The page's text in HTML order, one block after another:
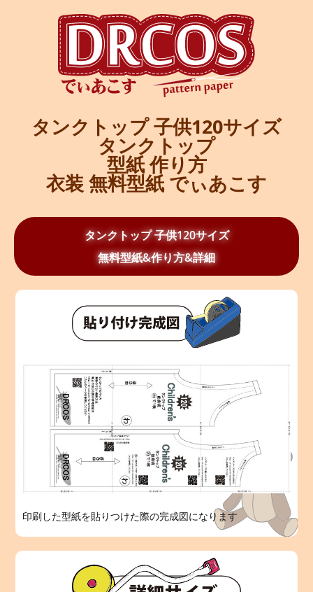
タンクトップ 子供120サイズ
タンクトップ
型紙 作り方
衣装 無料型紙 でぃあこす
タンクトップ 子供120サイズ
無料型紙&作り方&詳細
印刷した型紙を貼りつけた際の完成図になります